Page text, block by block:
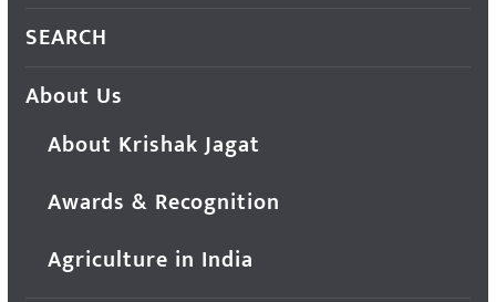
SEARCH
About Us
About Krishak Jagat
Awards & Recognition
Agriculture in India